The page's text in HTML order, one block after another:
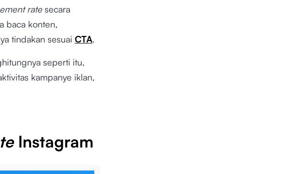
ratesecara
baca konten,
tindakan sesuai CTA.
seperti itu,
kampanye iklan,
Instagram